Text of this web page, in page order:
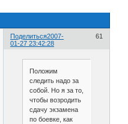
Поделиться 61
2007-
01-27 23:42:28
Положим
следить надо за
собой. Но я за то,
чтобы возродить
сдачу экзамена
по боевке, как